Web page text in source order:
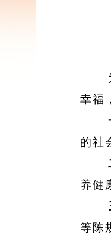
幸福
的社
养健
等陈